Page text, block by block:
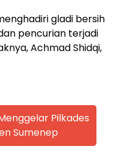
gladi bersih
pencurian terjadi
Achmad Shidqi,
Pilkades
Sumenep